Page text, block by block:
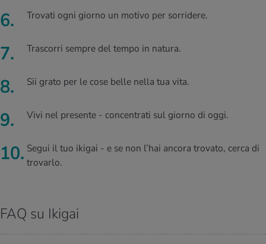
Trovati ogni giorno un motivo per sorridere.
Trascorri sempre del tempo in natura.
Sii grato per le cose belle nella tua vita.
Vivi nel presente - concentrati sul giorno di oggi.
Segui il tuo ikigai - e se non l’hai ancora trovato, cerca di
trovarlo.
FAQ su Ikigai